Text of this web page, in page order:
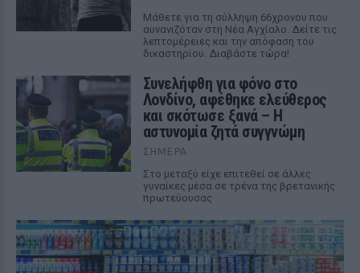
Μάθετε για τη σύλληψη 66χρονου που
αυνανιζόταν στη Νέα Αγχίαλο. Δείτε τις
λεπτομέρειες και την απόφαση του
δικαστηρίου. Διαβάστε τώρα!
Συνελήφθη για φόνο στο
Λονδίνο, αφέθηκε ελεύθερος
και σκότωσε ξανά – Η
αστυνομία ζητά συγγνώμη
ΣΉΜΕΡΑ
Στο μεταξύ είχε επιτεθεί σε άλλες
γυναίκες μέσα σε τρένα της βρετανικής
πρωτεύουσας